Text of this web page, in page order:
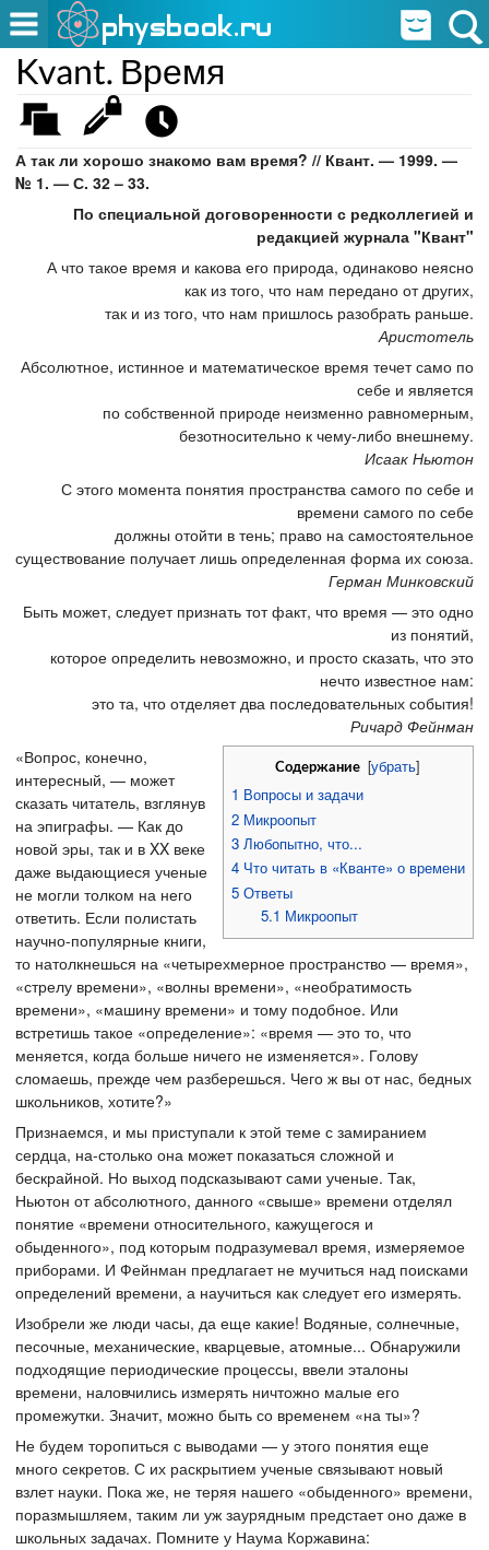
Kvant. Время
А так ли хорошо знакомо вам время? // Квант. — 1999. —
№ 1. — С. 32 – 33.
По специальной договоренности с редколлегией и
редакцией журнала "Квант"
А что такое время и какова его природа, одинаково неясно
как из того, что нам передано от других,
так и из того, что нам пришлось разобрать раньше.
Аристотель
Абсолютное, истинное и математическое время течет само по
себе и является
по собственной природе неизменно равномерным,
безотносительно к чему-либо внешнему.
Исаак Ньютон
С этого момента понятия пространства самого по себе и
времени самого по себе
должны отойти в тень; право на самостоятельное
существование получает лишь определенная форма их союза.
Герман Минковский
Быть может, следует признать тот факт, что время — это одно
из понятий,
которое определить невозможно, и просто сказать, что это
нечто известное нам:
это та, что отделяет два последовательных события!
Ричард Фейнман
Содержание [убрать]
1 Вопросы и задачи
2 Микроопыт
3 Любопытно, что...
4 Что читать в «Кванте» о времени
5 Ответы
5.1 Микроопыт
«Вопрос, конечно,
интересный, — может
сказать читатель, взглянув
на эпиграфы. — Как до
новой эры, так и в XX веке
даже выдающиеся ученые
не могли толком на него
ответить. Если полистать
научно-популярные книги,
то натолкнешься на «четырехмерное пространство — время»,
«стрелу времени», «волны времени», «необратимость
времени», «машину времени» и тому подобное. Или
встретишь такое «определение»: «время — это то, что
меняется, когда больше ничего не изменяется». Голову
сломаешь, прежде чем разберешься. Чего ж вы от нас, бедных
школьников, хотите?»
Признаемся, и мы приступали к этой теме с замиранием
сердца, на-столько она может показаться сложной и
бескрайной. Но выход подсказывают сами ученые. Так,
Ньютон от абсолютного, данного «свыше» времени отделял
понятие «времени относительного, кажущегося и
обыденного», под которым подразумевал время, измеряемое
приборами. И Фейнман предлагает не мучиться над поисками
определений времени, а научиться как следует его измерять.
Изобрели же люди часы, да еще какие! Водяные, солнечные,
песочные, механические, кварцевые, атомные... Обнаружили
подходящие периодические процессы, ввели эталоны
времени, наловчились измерять ничтожно малые его
промежутки. Значит, можно быть со временем «на ты»?
Не будем торопиться с выводами — у этого понятия еще
много секретов. С их раскрытием ученые связывают новый
взлет науки. Пока же, не теряя нашего «обыденного» времени,
поразмышляем, таким ли уж заурядным предстает оно даже в
школьных задачах. Помните у Наума Коржавина: